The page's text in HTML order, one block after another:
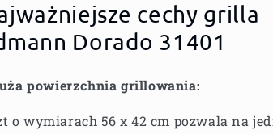
cechy grilla
Dorado 31401
powierzchnia grillowania:
o wymiarach 56 x 42 cm pozwala na